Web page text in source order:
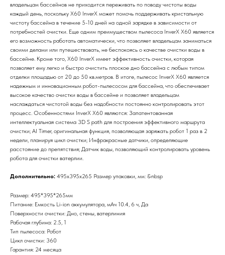
владельцам бассейнов не приходится переживать по поводу чистоты воды
каждый день, поскольку X60 InverX может помочь поддерживать кристальную
чистоту бассейна в течение 5-10 дней на одной зарядке в зависимости от
потребностей очистки. Еще одним преимуществом пылесоса InverX X60 является
его возможность работать автоматически, что позволяет владельцам заниматься
своими делами или путешествовать, не беспокоясь о качестве очистки воды в
бассейне. Кроме того, X60 InverX имеет эффективность очистки, которая
позволяет ему легко и быстро очистить плоское дно бассейна с любым типом
отделки площадью от 20 до 50 кв.метров. В итоге, пылесос InverX X60 является
надежным и инновационным робот-пылесосом для бассейна, что обеспечивает
высокое качество очистки воды в бассейне и позволяет владельцам
наслаждаться чистотой воды без надобности постоянно контролировать этот
процесс. Особенностями InverX X60 являются: Запатентованная
интеллектуальная система 3D S path для построения эффективного маршрута
очистки; AI Timer, оригинальная функция, позволяющая заряжать робот 1 раз в 2
недели, планируя цикл очистки; Инфракрасные датчики, определяющие
расстояние до препятствия; Датчик воды, позволяющий контролировать уровень
робота для очистки ватерлии.
Дополнительно: 495х395х265 Размер упаковки, мм: &nbsp
Размер: 495*395*265мм
Питание: Емкость Li-ion аккумулятора, мАч 10.4, 6 ч, Да
Поверхности очистки: Дно, стены, ватерлиния
Рабочая глубина: 2.5, 1
Тип пылесоса: Робот
Цикл очистки: 360
Гарантия: 24 месяца